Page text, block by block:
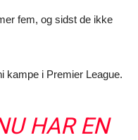
fem, og sidst de ikke
kampe i Premier League.
HAR EN